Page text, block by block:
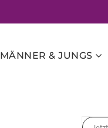
MÄNNER & JUNGS